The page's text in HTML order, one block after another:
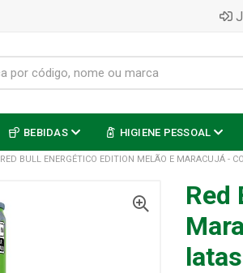
BEBIDAS HIGIENE PESSOAL
RED BULL ENERGÉTICO EDITION MELÃO E MARACUJÁ -
Red
latas